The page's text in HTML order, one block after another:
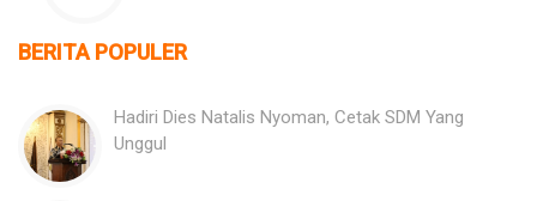
BERITA POPULER
Hadiri Dies Natalis Nyoman, Cetak SDM Yang
Unggul